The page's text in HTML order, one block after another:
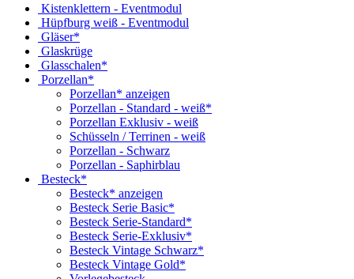
Kistenklettern - Eventmodul
Hüpfburg weiß - Eventmodul
Gläser*
Glaskrüge
Glasschalen*
Porzellan*
Porzellan* anzeigen
Porzellan - Standard - weiß*
Porzellan Exklusiv - weiß
Schüsseln / Terrinen - weiß
Porzellan - Schwarz
Porzellan - Saphirblau
Besteck*
Besteck* anzeigen
Besteck Serie Basic*
Besteck Serie-Standard*
Besteck Serie-Exklusiv*
Besteck Vintage Schwarz*
Besteck Vintage Gold*